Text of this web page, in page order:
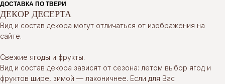
ДОСТАВКА ПО ТВЕРИ
ДЕКОР ДЕСЕРТА
Вид и состав декора могут отличаться от изображения на
сайте.
Свежие ягоды и фрукты.
Вид и состав декора зависят от сезона: летом выбор ягод и
фруктов шире, зимой — лаконичнее. Если для Вас